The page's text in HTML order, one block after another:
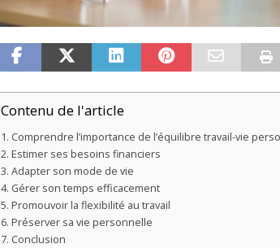
Contenu de l'article
Comprendre l’importance de l’équilibre travail-vie
Estimer ses besoins financiers
Adapter son mode de vie
Gérer son temps efficacement
Promouvoir la flexibilité au travail
Préserver sa vie personnelle
Conclusion